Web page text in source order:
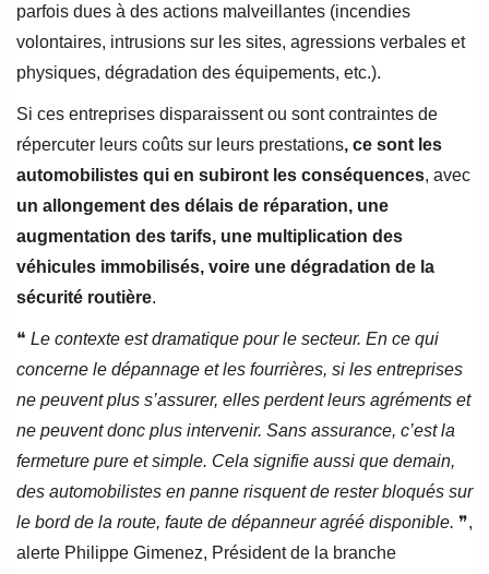
parfois dues à des actions malveillantes (incendies
volontaires, intrusions sur les sites, agressions verbales et
physiques, dégradation des équipements, etc.).
Si ces entreprises disparaissent ou sont contraintes de
répercuter leurs coûts sur leurs prestations, ce sont les
automobilistes qui en subiront les conséquences, avec
un allongement des délais de réparation, une
augmentation des tarifs, une multiplication des
véhicules immobilisés, voire une dégradation de la
sécurité routière.
❝ Le contexte est dramatique pour le secteur. En ce qui
concerne le dépannage et les fourrières, si les entreprises
ne peuvent plus s’assurer, elles perdent leurs agréments et
ne peuvent donc plus intervenir. Sans assurance, c’est la
fermeture pure et simple. Cela signifie aussi que demain,
des automobilistes en panne risquent de rester bloqués sur
le bord de la route, faute de dépanneur agréé disponible. ❞,
alerte Philippe Gimenez, Président de la branche